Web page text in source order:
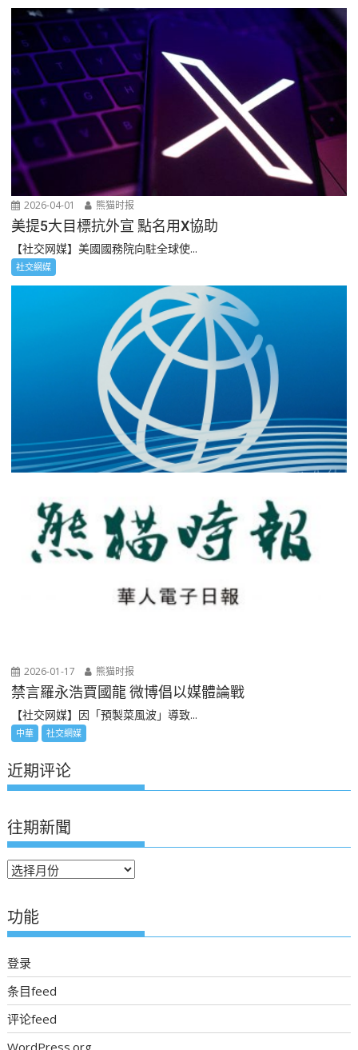
2026-04-01 熊猫时报
美提5大目標抗外宣 點名用X協助
【社交网媒】美國國務院向駐全球使...
社交網媒
2026-01-17 熊猫时报
禁言羅永浩賈國龍 微博倡以媒體論戰
【社交网媒】因「預製菜風波」導致...
中華 社交網媒
近期评论
往期新聞
往
新
聞
功能
登录
条目feed
评论feed
WordPress.org